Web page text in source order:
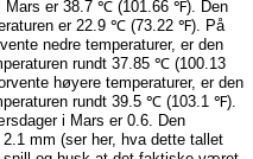
Mars er 38.7 ℃ (101.66 ℉). Den
er 22.9 ℃ (73.22 ℉). På
nedre temperaturer, er den
rundt 37.85 ℃ (100.13
høyere temperaturer, er den
rundt 39.5 ℃ (103.1 ℉).
i Mars er 0.6. Den
2.1 mm (ser her, hva dette tallet